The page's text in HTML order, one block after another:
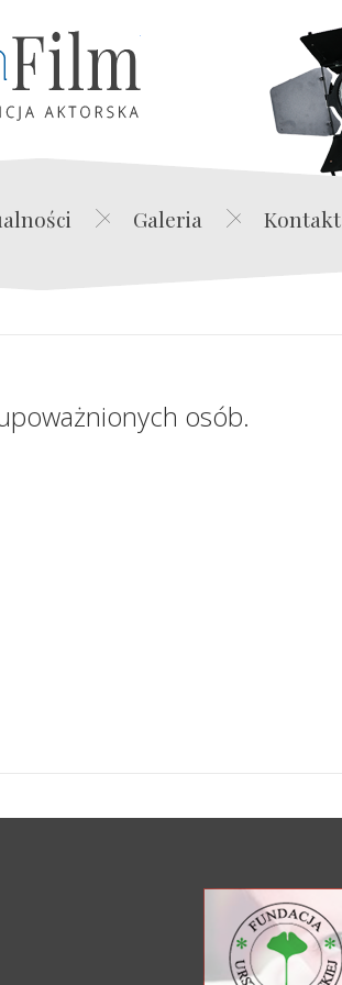
Edwin Film Agencja Aktorska
Galeria Kontakt
osób.